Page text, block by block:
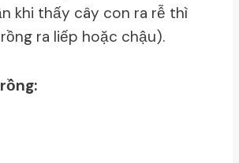
khi thấy cây con ra rễ thì
ra liếp hoặc chậu).